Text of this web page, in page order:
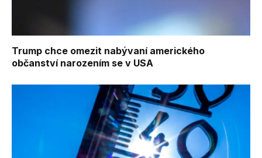
Trump chce omezit nabývaní amerického
občanství narozením se v USA